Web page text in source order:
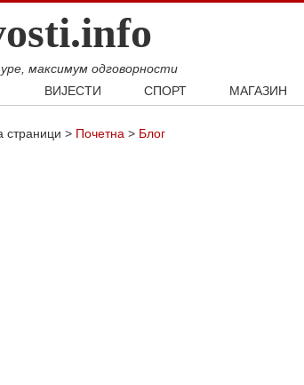
максимум одговорности
ВИЈЕСТИ
Балкан
СПОРТ
Кошарка
МАГАЗИН
страници > Почетна > Блог